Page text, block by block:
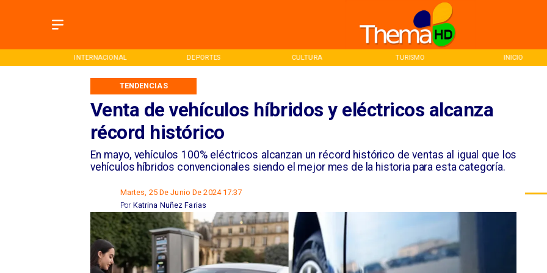
INTERNACIONAL DEPORTES CULTURA TURISMO INICIO
Venta de vehículos híbridos y eléctricos alcanza
récord histórico
En mayo, vehículos 100% eléctricos alcanzan un récord histórico de ventas al igual que los
vehículos híbridos convencionales siendo el mejor mes de la historia para esta categoría.
TENDENCIAS
Martes, 25 De Junio De 2024 17:37
Katrina Nuñez Farias
Por